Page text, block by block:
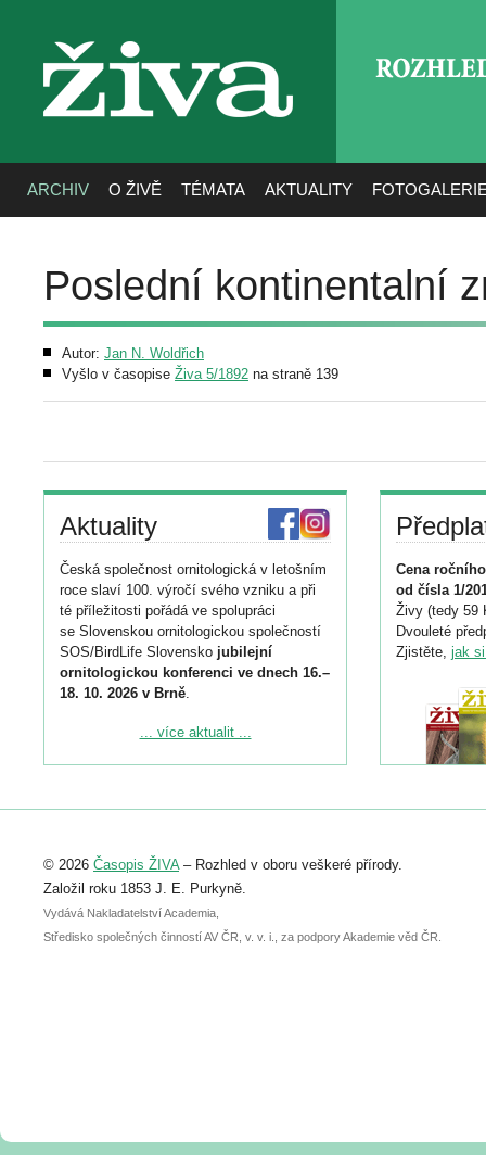
živa
ARCHIV O ŽIVĚ TÉMATA AKTUALITY
Poslední kontinentalní
Autor: Jan N. Woldřich
Vyšlo v časopise Živa 5/1892 na straně 139
Aktuality
Česká společnost ornitologická v letošním
roce slaví 100. výročí svého vzniku a při
té příležitosti pořádá ve spolupráci
se Slovenskou ornitologickou společností
SOS/BirdLife Slovensko jubilejní
ornitologickou konferenci ve dnech 16.–
18. 10. 2026 v Brně.
Podrobnější informace ke konferenci
Registrovat se můžete do 6. září.
abstraktu přihlášené přednášky nebo
posteru je už 30. června.
... více aktualit ...
Cena
od čísla 1/
Živy (tedy 59
Dvouleté
Zjistěte, jak
© 2026 Časopis ŽIVA– Rozhled v oboru veškeré přírody.
Založil roku 1853 J. E. Purkyně.
Vydává Nakladatelství Academia,
Středisko společných činností AV ČR, v. v. i., za podpory Akademie věd ČR.